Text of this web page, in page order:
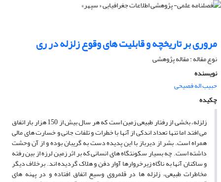
مرورى بر تاریخچه و قابلیت‏ هاى وقوع زلزله در رى
نوع مقاله : مقاله پژوهشی
نویسنده
حبیب اله فصیحی
چکیده
زلزله، بخشى از رفتار طبیعى زمین است که هر سال بیش از 150 هزار بار اتفاق
مى‏ افتد اما تنها تعداد اندکى از آنها با خطرات و تلفات جانى و خسارت هاى مالى
همراه است. بشر از دیرباز با این پدیده دست به گریبان بوده و از آن وحشت
داشته است. چه بسیار سکونتگاه هاى انسانى که بر اثر زمین‏ لرزه از بین رفته
و ساکنان آنها به ناگاه زیرخروارها آوار دفن و هلاک گردیده ‏اند. برخلاف دیگر
مخاطرات طبیعى، زلزله‏ ها در قلمروى وسیع اتفاق افتاده و در پهنه‏ هاى